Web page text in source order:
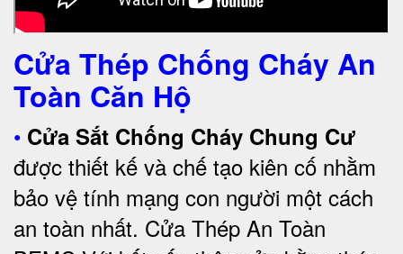
Cửa Thép Chống Cháy An
Toàn Căn Hộ
• Cửa Sắt Chống Cháy Chung Cư
được thiết kế và chế tạo kiên cố nhằm
bảo vệ tính mạng con người một cách
an toàn nhất. Cửa Thép An Toàn